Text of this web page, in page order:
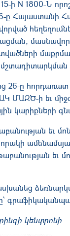
ի N 1800-Ն
ը Հայաստանի
26-ը
ՄԱԶԾ-ի եւ
կարիքների
եւ
եւ
կենտրոնի